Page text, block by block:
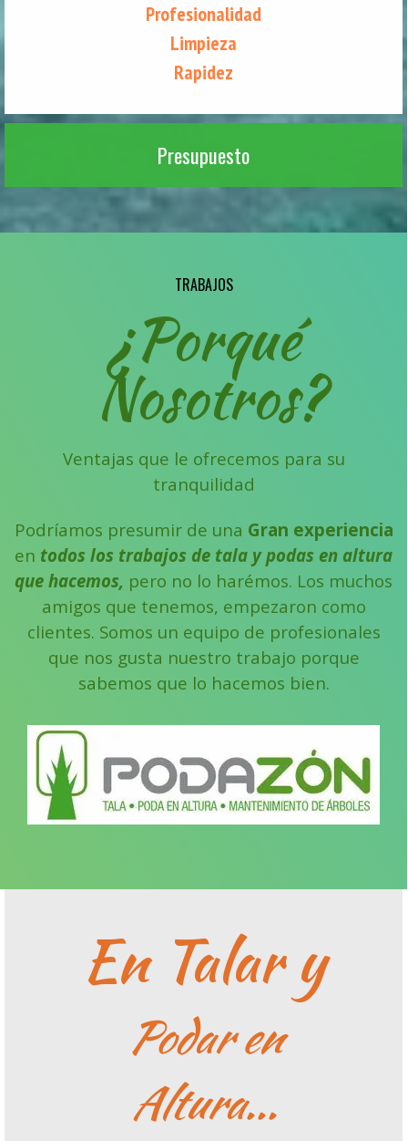
Profesionalidad
Limpieza
Rapidez
Presupuesto
TRABAJOS
¿Porqué
Nosotros?
Ventajas que le ofrecemos para su
tranquilidad
Podríamos presumir de una Gran experiencia
en todos los trabajos de tala y podas en altura
que hacemos, pero no lo harémos. Los muchos
amigos que tenemos, empezaron como
clientes. Somos un equipo de profesionales
que nos gusta nuestro trabajo porque
sabemos que lo hacemos bien.
En Talar y
Podar en
Altura...